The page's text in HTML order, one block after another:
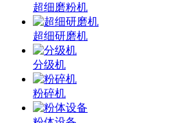
超细磨粉机
超细研磨机
分级机
粉碎机